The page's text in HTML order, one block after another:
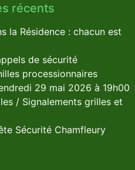
récents
la Résidence : chacun est
de sécurité
processionnaires
29 mai 2026 à 19h00
/ Signalements grilles et
Sécurité Chamfleury